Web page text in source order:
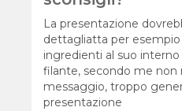
La presentazione
dettagliatta per
ingredienti al suo
filante, secondo me non
messaggio, troppo
presentazione